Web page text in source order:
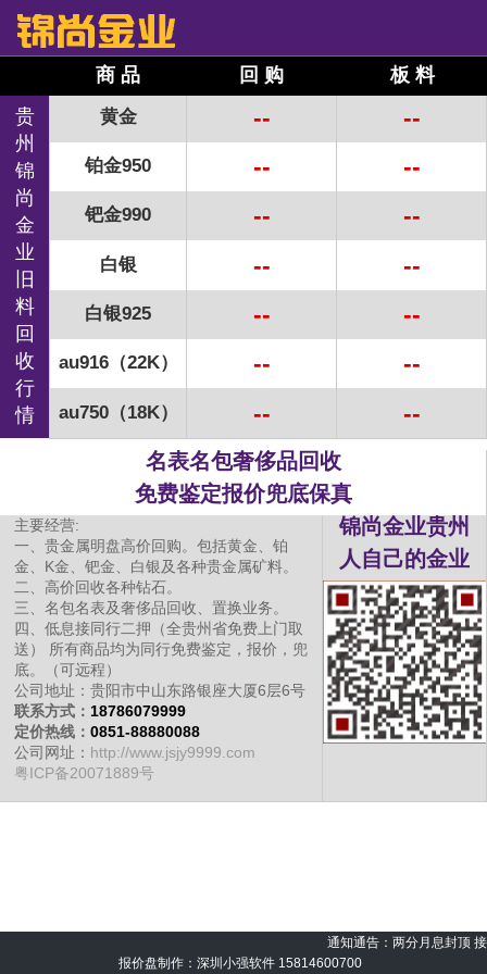
商 品 回 购
板 料
贵
州
锦
尚
金
业
旧
料
回
收
行
情
黄金 -- --
铂金950 -- --
钯金990 -- --
白银 -- --
白银925 -- --
au916（22K） -- --
au750（18K） -- --
名表名包奢侈品回收
免费鉴定报价兜底保真
主要经营:
一、贵金属明盘高价回购。包括黄金、铂
金、K金、钯金、白银及各种贵金属矿料。
二、高价回收各种钻石。
三、名包名表及奢侈品回收、置换业务。
四、低息接同行二押（全贵州省免费上门取
送） 所有商品均为同行免费鉴定，报价，兜
底。（可远程）
公司地址：贵阳市中山东路银座大厦6层6号
联系方式： 18786079999
定价热线： 0851-88880088
公司网址： http://www.jsjy9999.com
粤ICP备20071889号
锦尚金业贵州
人自己的金业
通知通告：两分月息封顶
报价盘制作：深圳小强软件 15814600700